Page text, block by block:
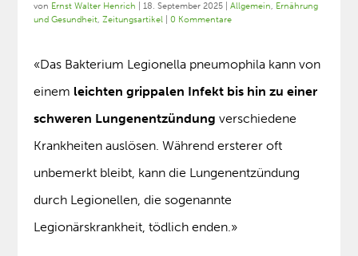
von Ernst Walter Henrich |18. September 2025 |Allgemein, Ernährung
und Gesundheit,Zeitungsartikel |0 Kommentare
«Das Bakterium Legionella pneumophila kann von
einem leichten grippalen Infekt bis hin zu einer
schweren Lungenentzündung verschiedene
Krankheiten auslösen. Während ersterer oft
unbemerkt bleibt, kann die Lungenentzündung
durch Legionellen, die sogenannte
Legionärskrankheit, tödlich enden.»